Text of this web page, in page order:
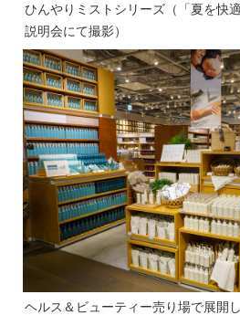
ひんやりミストシリーズ（「夏を快
説明会にて撮影）
ヘルス＆ビューティー売り場で展開